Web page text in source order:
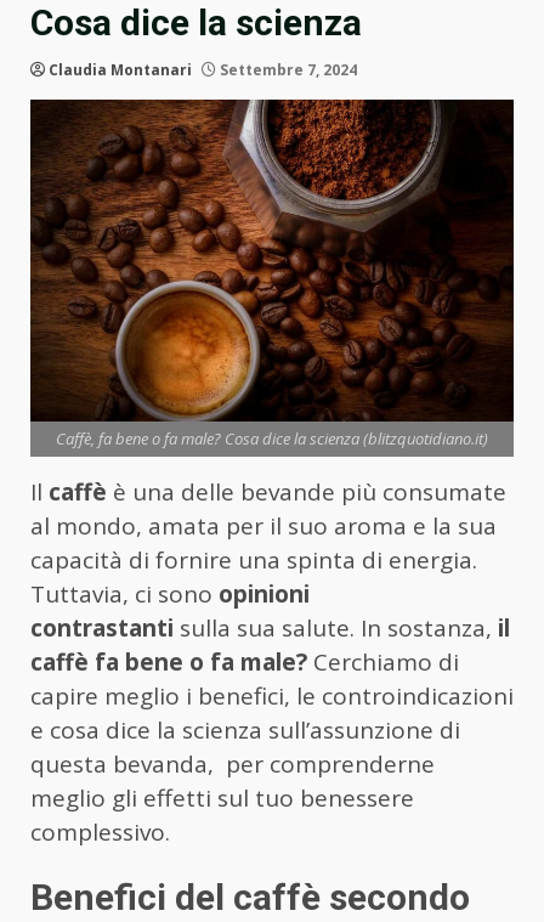
Cosa dice la scienza
Claudia Montanari Settembre 7, 2024
Caffè, fa bene o fa male? Cosa dice la scienza (blitzquotidiano.it)
Il caffè è una delle bevande più consumate
al mondo, amata per il suo aroma e la sua
capacità di fornire una spinta di energia.
Tuttavia, ci sono opinioni
contrastanti sulla sua salute. In sostanza, il
caffè fa bene o fa male? Cerchiamo di
capire meglio i benefici, le controindicazioni
e cosa dice la scienza sull’assunzione di
questa bevanda, per comprenderne
meglio gli effetti sul tuo benessere
complessivo.
Benefici del caffè secondo